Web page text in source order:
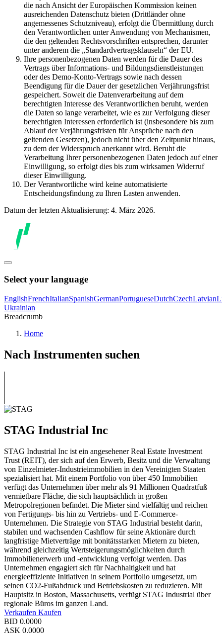
die nach Ansicht der Europäischen Kommission keinen
ausreichenden Datenschutz bieten (Drittländer ohne
angemessenes Schutzniveau), erfolgt die Übermittlung durch
den Verantwortlichen unter Anwendung von Mechanismen,
die den geltenden Rechtsvorschriften entsprechen, darunter
unter anderem die „Standardvertragsklauseln“ der EU.
Ihre personenbezogenen Daten werden für die Dauer des
Vertrags über Informations- und Bildungsdienstleistungen
oder des Demo-Konto-Vertrags sowie nach dessen
Beendigung für die Dauer der gesetzlichen Verjährungsfrist
gespeichert. Soweit die Datenverarbeitung auf dem
berechtigten Interesse des Verantwortlichen beruht, werden
die Daten so lange verarbeitet, wie es zur Verfolgung dieser
berechtigten Interessen erforderlich ist (insbesondere bis zum
Ablauf der Verjährungsfristen für Ansprüche nach den
geltenden Gesetzen), jedoch nicht über den Zeitpunkt hinaus,
zu dem der Widerspruch anerkannt wird. Beruht die
Verarbeitung Ihrer personenbezogenen Daten jedoch auf einer
Einwilligung, so erfolgt dies bis zum wirksamen Widerruf
dieser Einwilligung.
Der Verantwortliche wird keine automatisierte
Entscheidungsfindung zu Ihren Lasten anwenden.
Datum der letzten Aktualisierung: 4. März 2026.
Select your language
EnglishFrenchItalianSpanishGermanPortugueseDutchCzechLatvian
Ukrainian
Breadcrumb
Home
Nach Instrumenten suchen
STAG Industrial Inc
STAG Industrial Inc ist ein angesehener Real Estate Investment
Trust (REIT), der sich auf den Erwerb, Besitz und die Verwaltung
von Einzelmieter-Industrieimmobilien in den Vereinigten Staaten
spezialisiert hat. Mit einem Portfolio von über 450 Immobilien
verfügt das Unternehmen über mehr als 91 Millionen Quadratfuß
vermietbare Fläche, die sich hauptsächlich in großen
Metropolregionen befindet. Die Mieter sind vielfältig und reichen
von Fertigungs- bis hin zu Vertriebs- und E-Commerce-
Unternehmen. Die Strategie von STAG Industrial besteht darin,
stabilen und wachsenden Cashflow für seine Aktionäre durch
langfristige Mietverträge mit bonitätsstarken Mietern zu bieten,
während gleichzeitig Wertsteigerungsmöglichkeiten durch
Immobilienerwerb und -entwicklung verfolgt werden. Das
Unternehmen engagiert sich für Nachhaltigkeit und hat
energieeffiziente Initiativen in seinem Portfolio umgesetzt, um
seinen CO2-Fußabdruck und Betriebskosten zu reduzieren. Mit
Hauptsitz in Boston, Massachusetts, verfügt STAG Industrial über
regionale Büros im ganzen Land.
Verkaufen Kaufen
BID 0.0000
ASK 0.0000